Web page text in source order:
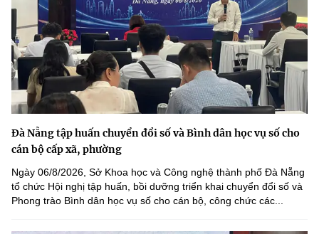
Đà Nẵng tập huấn chuyển đổi số và Bình dân học vụ số cho
cán bộ cấp xã, phường
Ngày 06/8/2026, Sở Khoa học và Công nghệ thành phố Đà Nẵng
tổ chức Hội nghị tập huấn, bồi dưỡng triển khai chuyển đổi số và
Phong trào Bình dân học vụ số cho cán bộ, công chức các...